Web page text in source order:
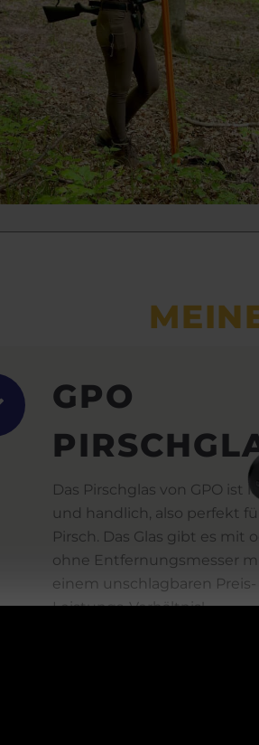
GPO
Das Pirschglas von GPO ist
und handlich, also perfekt
Pirsch. Das Glas gibt es mit
ohne Entfernungsmesser
einem unschlagbaren Preis-
Leistungs-Verhältnis!